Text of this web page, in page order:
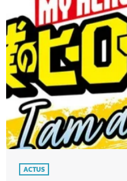
ACTUS